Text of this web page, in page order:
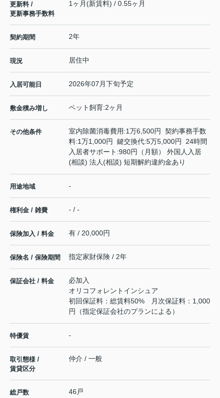
更新料 /
更新事務手数料
1ヶ月(新賃料) / 0.55ヶ月
契約期間 2年
現況 居住中
入居可能日 2026年07月下旬予定
敷金積み増し ペット飼育:2ヶ月
その他条件
室内除菌消毒費用:1万6,500円 契約事務手数
料:1万1,000円 鍵交換代:5万5,000円 24時間
入居者サポート:980円（月額） 外国人入居
(相談) 法人(相談) 短期解約違約金あり
用途地域 -
権利金 / 雑費 - / -
保険加入 / 料金 有 / 20,000円
保険名 / 保険期間 指定家財保険 / 2年
保証会社 / 料金
必加入
オリコフォレントインシュア
初回保証料：総賃料50% 月次保証料：1,000
円（指定保証会社のプランによる）
特優賃 -
取引態様 /
賃貸区分
仲介 / 一般
総戸数 46戸